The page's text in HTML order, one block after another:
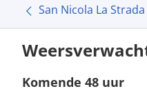
San Nicola La Strada
Komende 48 uur